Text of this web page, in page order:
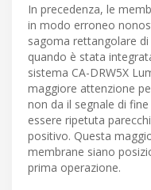
In precedenza, le
in modo erroneo
sagoma rettangolare
quando è stata
sistema CA-DRW5X
maggiore attenzione
non da il segnale di
essere ripetuta
positivo. Questa
membrane siano
prima operazione.